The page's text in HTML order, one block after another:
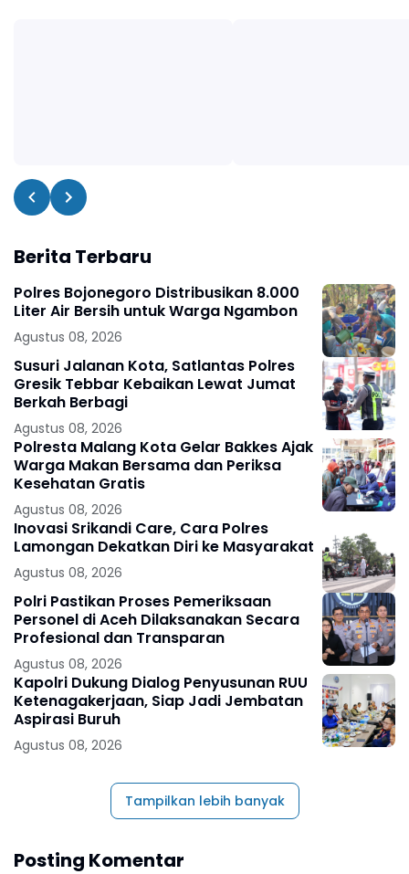
Berita Terbaru
Polres Bojonegoro Distribusikan 8.000
Liter Air Bersih untuk Warga Ngambon
Agustus 08, 2026
Susuri Jalanan Kota, Satlantas Polres
Gresik Tebbar Kebaikan Lewat Jumat
Berkah Berbagi
Agustus 08, 2026
Polresta Malang Kota Gelar Bakkes Ajak
Warga Makan Bersama dan Periksa
Kesehatan Gratis
Agustus 08, 2026
Inovasi Srikandi Care, Cara Polres
Lamongan Dekatkan Diri ke Masyarakat
Agustus 08, 2026
Polri Pastikan Proses Pemeriksaan
Personel di Aceh Dilaksanakan Secara
Profesional dan Transparan
Agustus 08, 2026
Kapolri Dukung Dialog Penyusunan RUU
Ketenagakerjaan, Siap Jadi Jembatan
Aspirasi Buruh
Agustus 08, 2026
Tampilkan lebih banyak
Posting Komentar